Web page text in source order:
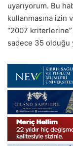
uyarıyorum. Bu
kullanmasına izin
“2007 kriterlerine”
sadece 35 olduğu